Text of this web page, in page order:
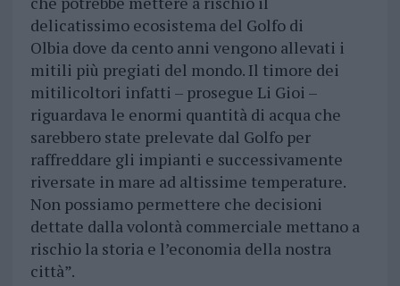
delicatissimo ecosistema del Golfo di
Olbia dove da cento anni vengono allevati i
mitili più pregiati del mondo. Il timore dei
mitilicoltori infatti – prosegue Li Gioi –
riguardava le enormi quantità di acqua che
sarebbero state prelevate dal Golfo per
raffreddare gli impianti e successivamente
riversate in mare ad altissime temperature.
Non possiamo permettere che decisioni
dettate dalla volontà commerciale mettano a
rischio la storia e l’economia della nostra
città”.